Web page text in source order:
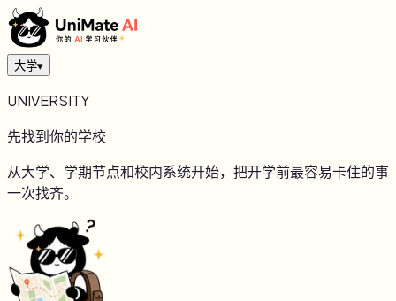
大学▾
UNIVERSITY
先找到你的学校
从大学、学期节点和校内系统开始，把开学前最容易卡住的事
一次找齐。